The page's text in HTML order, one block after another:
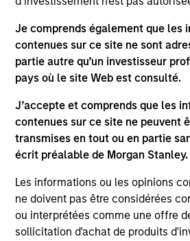
Je comprends également que les
contenues sur ce site ne sont
partie autre qu’un investisseur
pays où le site Web est consulté.
J’accepte et comprends que les
contenues sur ce site ne peuvent
transmises en tout ou en partie
écrit préalable de Morgan Stanley.
Les informations ou les opinions
ne doivent pas être considérées
ou interprétées comme une offre
sollicitation d'achat de produits
Team Insights
ARTICLE